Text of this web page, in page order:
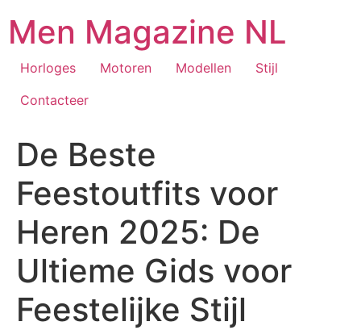
contenu
Men Magazine NL
Horloges Motoren Modellen
Stijl
Contacteer
De Beste
Feestoutfits voor
Heren 2025: De
Ultieme Gids voor
Feestelijke Stijl